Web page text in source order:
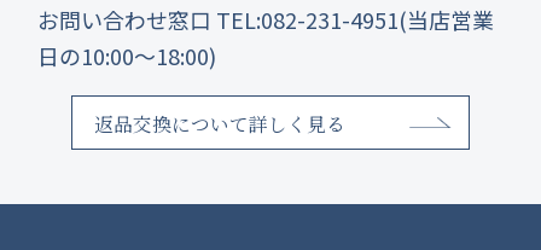
お問い合わせ窓口 TEL:082-231-4951(当店営業
日の10:00～18:00)
返品交換について詳しく見る